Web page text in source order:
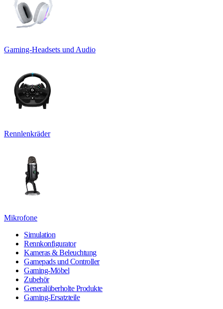
Gaming-Headsets und Audio
Rennlenkräder
Mikrofone
Simulation
Rennkonfigurator
Kameras & Beleuchtung
Gamepads und Controller
Gaming-Möbel
Zubehör
Generalüberholte Produkte
Gaming-Ersatzteile